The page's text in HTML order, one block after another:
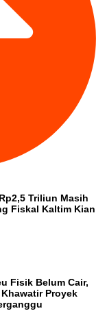
Triliun Masih
Fiskal Kaltim Kian
Fisik Belum Cair,
Proyek